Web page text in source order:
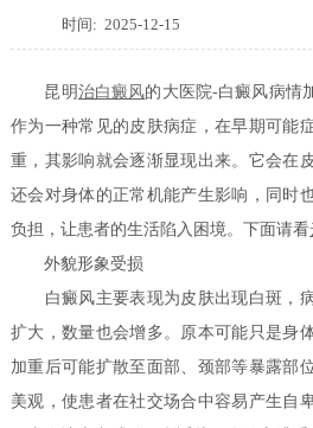
时间: 2025-12-15
昆明治白癜风的大医院-白癜风病情
作为一种常见的皮肤病症，在早期可能
重，其影响就会逐渐显现出来。它会在
还会对身体的正常机能产生影响，同时
负担，让患者的生活陷入困境。下面请看
外貌形象受损
白癜风主要表现为皮肤出现白斑，
扩大，数量也会增多。原本可能只是身
加重后可能扩散至面部、颈部等暴露部
美观，使患者在社交场合中容易产生自